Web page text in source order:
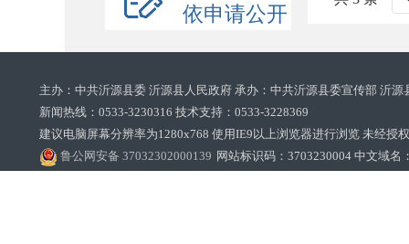
依申请公开
主办：中共沂源县委 沂源县人民政府 承办：中共沂源县委宣传部 沂
新闻热线：0533-3230316 技术支持：0533-3228369‌‌
建议电脑屏幕分辨率为1280x768 使用IE9以上浏览器进行浏览 未经授
鲁公网安备 37032302000139 网站标识码：3703230004 中文域名